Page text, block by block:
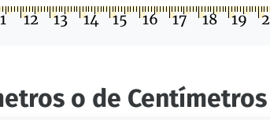
12 13 14 15 16 17 18 19
o de